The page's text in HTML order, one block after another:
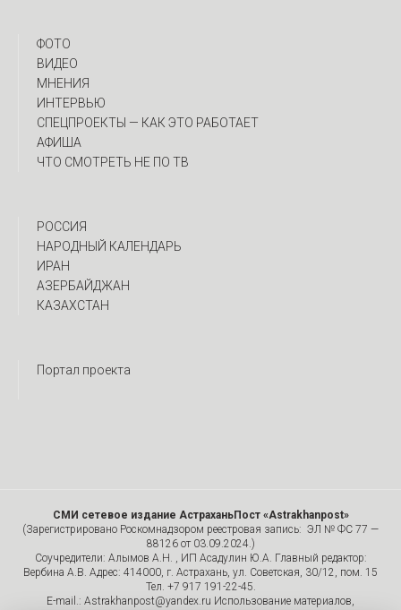
ФОТО
ВИДЕО
МНЕНИЯ
ИНТЕРВЬЮ
CПЕЦПРОЕКТЫ — КАК ЭТО РАБОТАЕТ
АФИША
ЧТО СМОТРЕТЬ НЕ ПО ТВ
РОССИЯ
НАРОДНЫЙ КАЛЕНДАРЬ
ИРАН
АЗЕРБАЙДЖАН
КАЗАХСТАН
Портал проекта
СМИ сетевое издание АстраханьПост «Astrakhanpost»
(Зарегистрировано Роскомнадзором реестровая запись: ЭЛ № ФС 77 —
88126 от 03.09.2024.)
Соучредители: Алымов А.Н. , ИП Асадулин Ю.А. Главный редактор:
Вербина А.В. Адрес: 414000, г. Астрахань, ул. Советская, 30/12, пом. 15
Тел. +7 917 191-22-45.
E-mail.: Astrakhanpost@yandex.ru Использование материалов,